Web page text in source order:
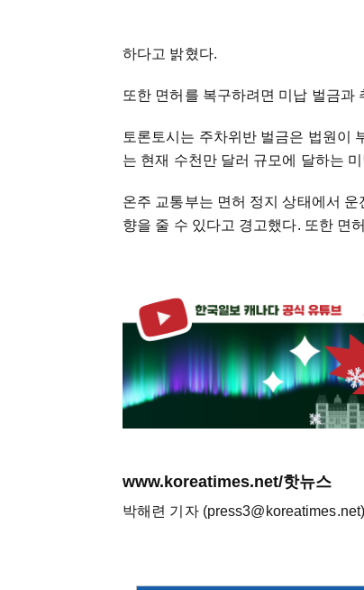
하다고 밝혔다.
또한 면허를 복구하려면 미납 벌금과
토론토시는 주차위반 벌금은 법원이
는 현재 수천만 달러 규모에 달하는
온주 교통부는 면허 정지 상태에서
향을 줄 수 있다고 경고했다. 또한 면
www.koreatimes.net/핫뉴스
박해련 기자 (press3@koreatimes.net)